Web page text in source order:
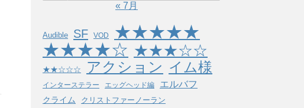
« 7月
Audible SF VOD ★★★★★
★★★★☆ ★★★☆☆
★★☆☆☆ アクション イム様
インターステラー エッグヘッド編 エルバフ
クライム クリストファーノーラン